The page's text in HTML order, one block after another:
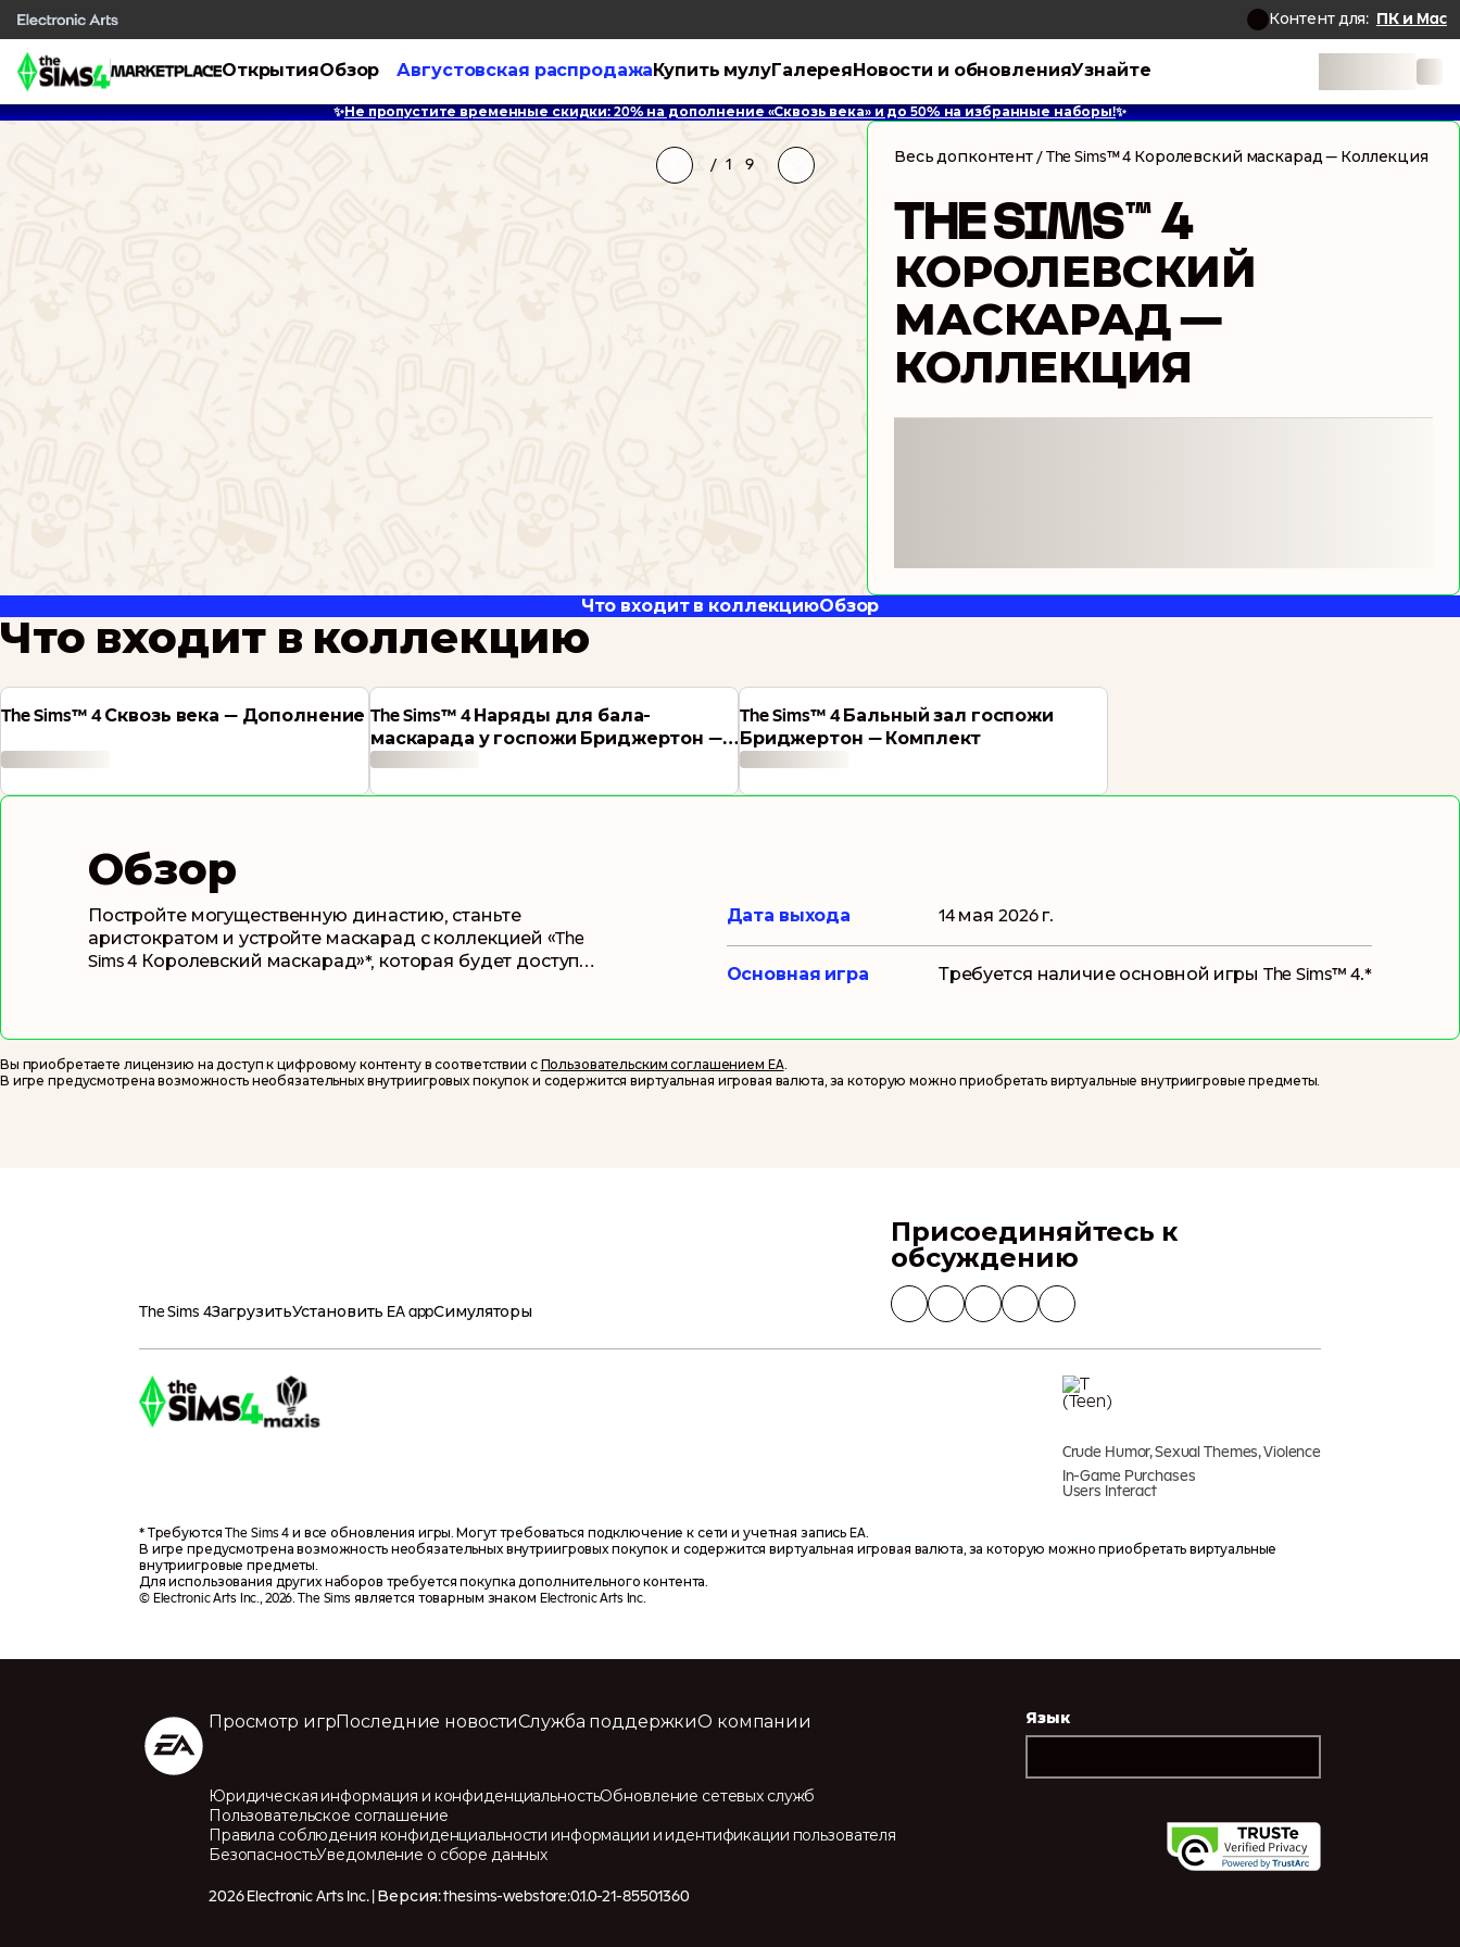
Контент для: ПК и Mac
ОткрытияОбзор Августовская распродажа Купить мулуГалерея Новости и обновленияУзнайте
✨Не пропустите временные скидки: 20% на дополнение «Сквозь века» и до 50% на избранные наборы!✨
/ 1 9 Весь допконтент / The Sims™ 4 Королевский маскарад — Коллекция
THE SIMS™ 4
КОРОЛЕВСКИЙ
МАСКАРАД —
КОЛЛЕКЦИЯ
Что входит в коллекциюОбзор
Что входит в коллекцию
The Sims™ 4 Сквозь века — Дополнение The Sims™ 4 Наряды для бала-
маскарада у госпожи Бриджертон —
The Sims™ 4 Бальный зал госпожи
Бриджертон — Комплект
Обзор
Постройте могущественную династию, станьте
аристократом и устройте маскарад с коллекцией «The
Sims 4 Королевский маскарад»*, которая будет доступна
подстерегают за каждым углом. И все это — в антураже,
Дата выхода 14 мая 2026 г.
Основная игра Требуется наличие основной игры The Sims™ 4.*
Вы приобретаете лицензию на доступ к цифровому контенту в соответствии с Пользовательским соглашением EA.
В игре предусмотрена возможность необязательных внутриигровых покупок и содержится виртуальная игровая валюта, за которую можно приобретать виртуальные внутриигровые предметы.
The Sims 4ЗагрузитьУстановить EA appСимуляторы
Присоединяйтесь к
обсуждению
Crude Humor, Sexual Themes, Violence
In-Game Purchases
Users Interact
* Требуются The Sims 4 и все обновления игры. Могут требоваться подключение к сети и учетная запись EA.
В игре предусмотрена возможность необязательных внутриигровых покупок и содержится виртуальная игровая валюта, за которую можно приобретать виртуальные
внутриигровые предметы.
Для использования других наборов требуется покупка дополнительного контента.
© Electronic Arts Inc., 2026. The Sims является товарным знаком Electronic Arts Inc.
Просмотр игрПоследние новостиСлужба поддержкиО компании Язык
Юридическая информация и конфиденциальностьОбновление сетевых служб
Пользовательское соглашение
Правила соблюдения конфиденциальности информации и идентификации пользователя
БезопасностьУведомление о сборе данных
2026 Electronic Arts Inc. | Версия: thesims-webstore:0.1.0-21-85501360